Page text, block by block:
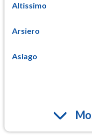
Altissimo
Arsiero
Asiago